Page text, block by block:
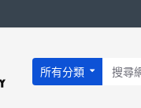
所有分類